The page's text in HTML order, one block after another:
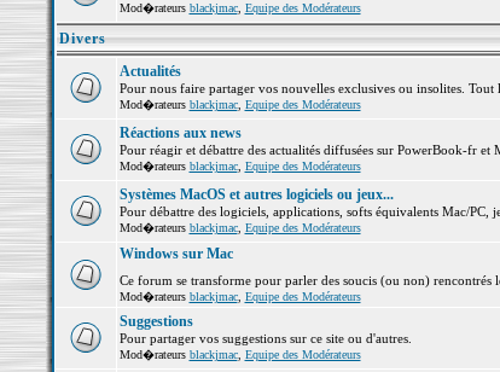
Mod�rateurs blackjmac, Equipe des Modérateurs
Divers
Actualités
Pour nous faire partager vos nouvelles exclusives ou insolites.
Mod�rateurs blackjmac, Equipe des Modérateurs
Réactions aux news
Pour réagir et débattre des actualités diffusées sur PowerBook-fr et
Mod�rateurs blackjmac, Equipe des Modérateurs
Systèmes MacOS et autres logiciels ou jeux...
Pour débattre des logiciels, applications, softs équivalents Mac/PC,
Mod�rateurs blackjmac, Equipe des Modérateurs
Windows sur Mac
Ce forum se transforme pour parler des soucis (ou non)
Mod�rateurs blackjmac, Equipe des Modérateurs
Suggestions
Pour partager vos suggestions sur ce site ou d'autres.
Mod�rateurs blackjmac, Equipe des Modérateurs